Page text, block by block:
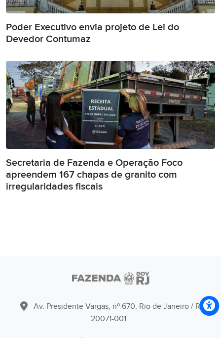
Poder Executivo envia projeto de Lei do
Devedor Contumaz
Secretaria de Fazenda e Operação Foco
apreendem 167 chapas de granito com
irregularidades fiscais
Av. Presidente Vargas, nº 670, Rio de Janeiro / RJ -
20071-001